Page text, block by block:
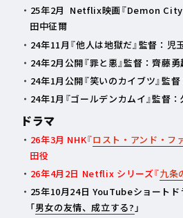
25年2月 Netflix映画『Demon City
田中征爾
24年11月『他人は地獄だ』監督：児
24年2月公開『罪と悪』監督：齊藤勇
24年1月公開『笑いのカイブツ』監
24年1月『ゴールデンカムイ』監督
ドラマ
26年3月 NHK『ロスト・アンド・フ
田役
26年4月2日 Netflix シリーズ『九条
25年10月24日 YouTubeショートド
「男女の友情、成立する? 」